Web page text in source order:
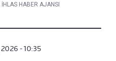
HABER AJANSI
- 10:35